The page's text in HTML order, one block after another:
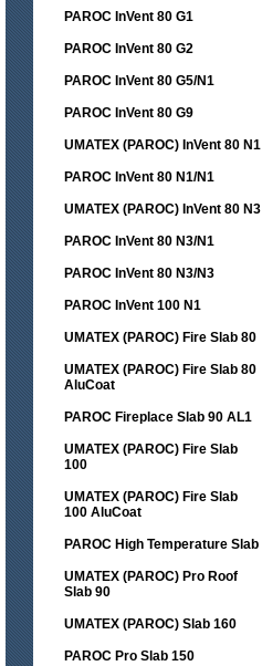
PAROC InVent 80 G1
PAROC InVent 80 G2
PAROC InVent 80 G5/N1
PAROC InVent 80 G9
UMATEX (PAROC) InVent 80 N1
PAROC InVent 80 N1/N1
UMATEX (PAROC) InVent 80 N3
PAROC InVent 80 N3/N1
PAROC InVent 80 N3/N3
PAROC InVent 100 N1
UMATEX (PAROC) Fire Slab 80
UMATEX (PAROC) Fire Slab 80
AluCoat
PAROC Fireplace Slab 90 AL1
UMATEX (PAROC) Fire Slab
100
UMATEX (PAROC) Fire Slab
100 AluCoat
PAROC High Temperature Slab
UMATEX (PAROC) Pro Roof
Slab 90
UMATEX (PAROC) Slab 160
PAROC Pro Slab 150